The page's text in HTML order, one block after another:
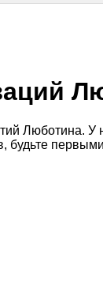
Люботина. У
будьте